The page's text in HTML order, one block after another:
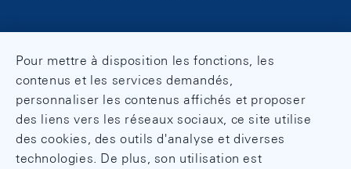
Pour mettre à disposition les fonctions, les
contenus et les services demandés,
personnaliser les contenus affichés et proposer
des liens vers les réseaux sociaux, ce site utilise
des cookies, des outils d'analyse et diverses
technologies. De plus, son utilisation est